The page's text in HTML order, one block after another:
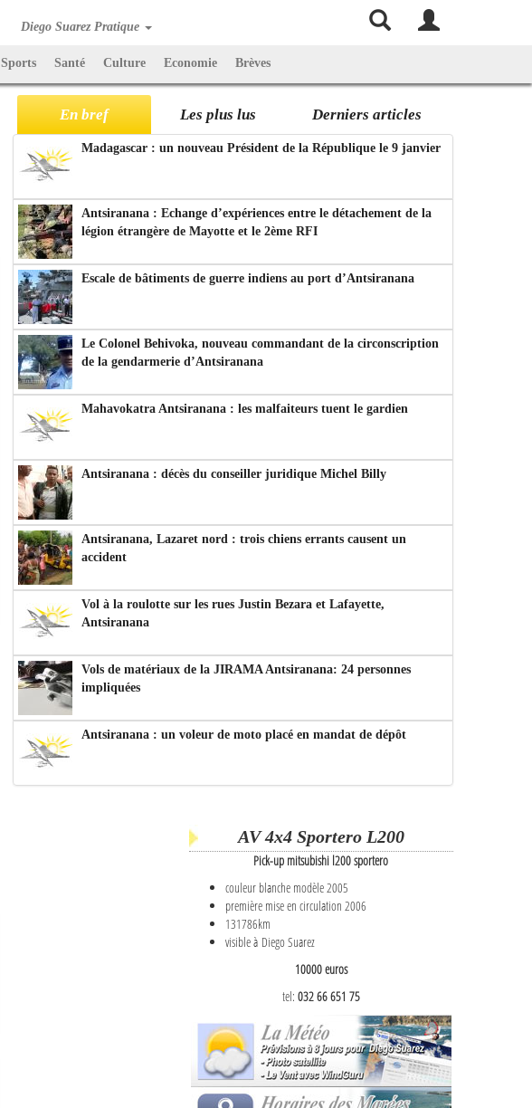
Diego Suarez Pratique
Sports Santé Culture Economie Brèves
En bref Les plus lus Derniers articles
Madagascar : un nouveau Président de la République le 9 janvier
Antsiranana : Echange d’expériences entre le détachement de la
légion étrangère de Mayotte et le 2ème RFI
Escale de bâtiments de guerre indiens au port d’Antsiranana
Le Colonel Behivoka, nouveau commandant de la circonscription
de la gendarmerie d’Antsiranana
Mahavokatra Antsiranana : les malfaiteurs tuent le gardien
Antsiranana : décès du conseiller juridique Michel Billy
Antsiranana, Lazaret nord : trois chiens errants causent un
accident
Vol à la roulotte sur les rues Justin Bezara et Lafayette,
Antsiranana
Vols de matériaux de la JIRAMA Antsiranana: 24 personnes
impliquées
Antsiranana : un voleur de moto placé en mandat de dépôt
AV 4x4 Sportero L200
Pick-up mitsubishi l200 sportero
couleur blanche modèle 2005
première mise en circulation 2006
131786km
visible à Diego Suarez
10000 euros
tel: 032 66 651 75